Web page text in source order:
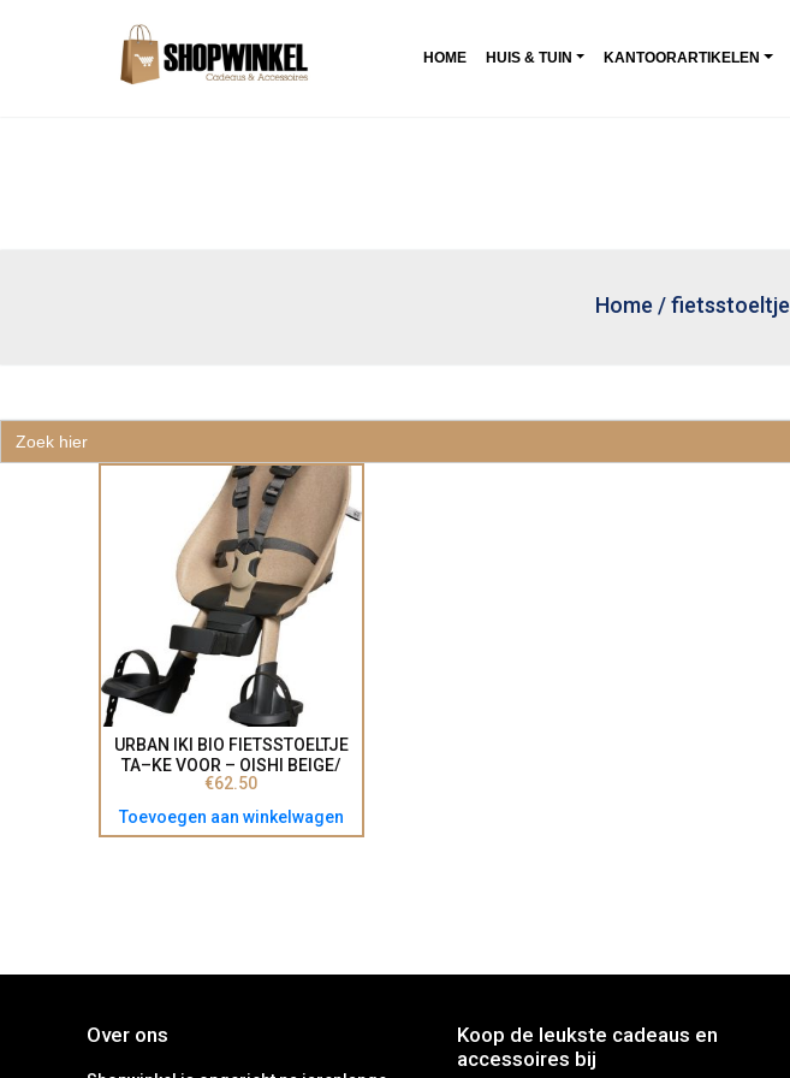
Zoek
naar:
HOME HUIS & TUIN KANTOORARTIKELEN
Home /fietsstoeltje
URBAN IKI BIO FIETSSTOELTJE
TA–KE VOOR – OISHI BEIGE/
BINCHO BLACK
(#4511890222466)
€62.50
Toevoegen aan winkelwagen
Over ons
Koop de leukste cadeaus en
accessoires bij